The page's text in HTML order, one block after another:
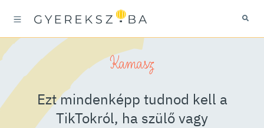
Kamasz
Ezt mindenképp tudnod kell a
TikTokról, ha szülő vagy